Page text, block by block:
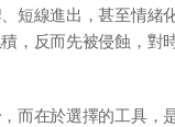
短線進出，甚至情緒
，反而先被侵蝕，對
而在於選擇的工具，